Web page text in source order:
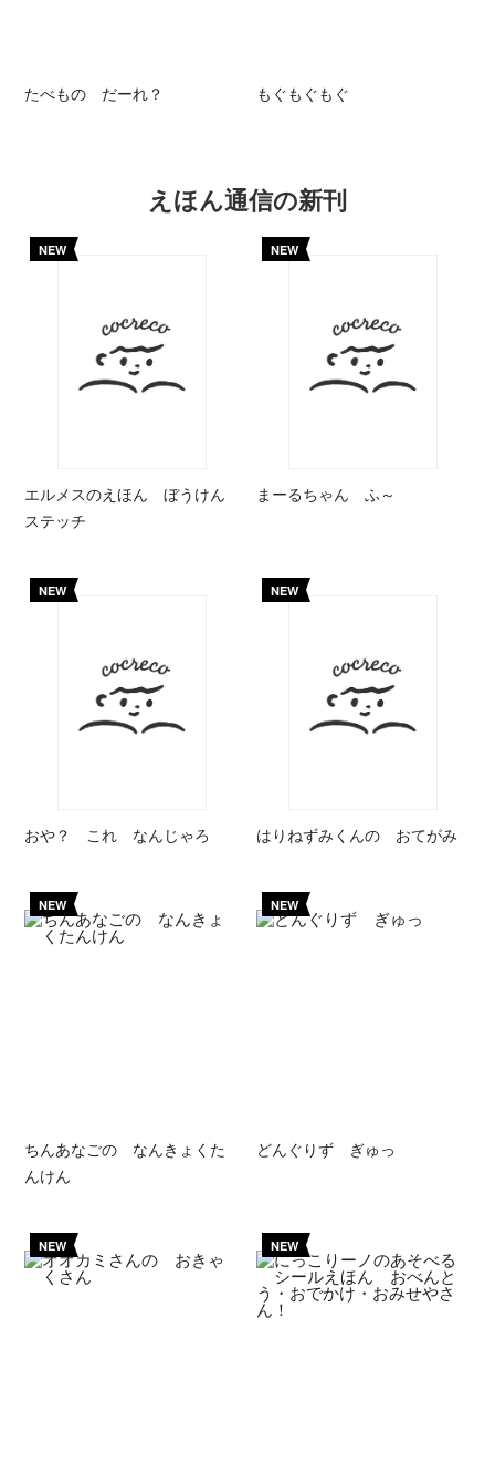
たべもの だーれ？ もぐもぐもぐ
えほん通信の新刊
NEW
エルメスのえほん ぼうけん
ステッチ
NEW
まーるちゃん ふ～
NEW
おや？ これ なんじゃろ
NEW
はりねずみくんの おてがみ
NEW
ちんあなごの なんきょくた
んけん
NEW
どんぐりず ぎゅっ
NEW NEW